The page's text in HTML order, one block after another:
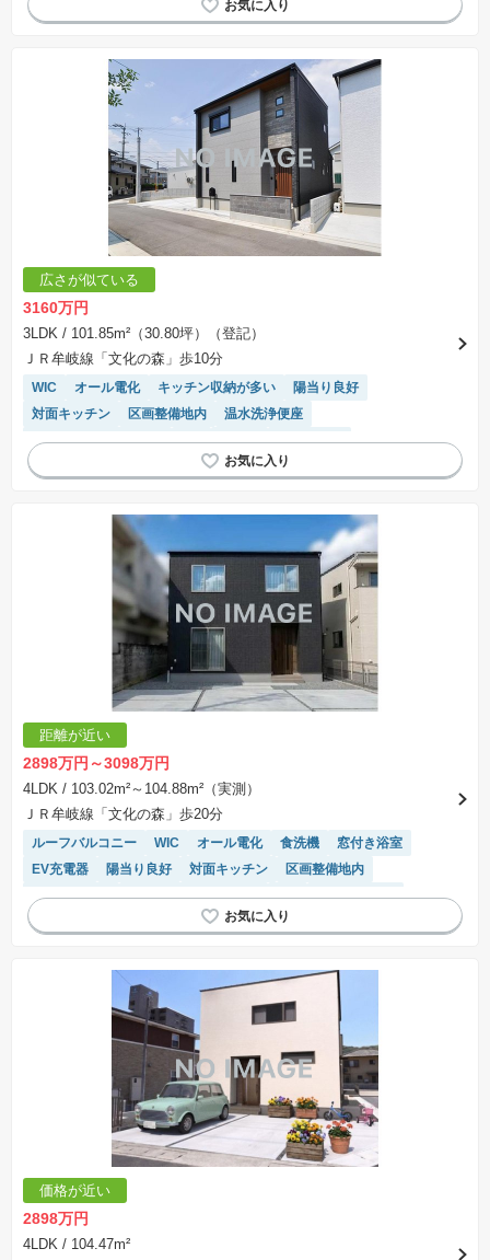
浴室乾燥機 システムキッチン トイレ2個以上
広さが似ている
3160万円
3LDK / 101.85m²（30.80坪）（登記）
ＪＲ牟岐線「文化の森」歩10分
WIC オール電化 キッチン収納が多い
陽当り良好
対面キッチン
区画整備地内
温水洗浄便座
IHクッキングヒーター
SIC 平坦地
浴室乾燥機
システムキッチン
トイレ2個以上
距離が近い
2898万円～3098万円
4LDK / 103.02m²～104.88m²（実測）
ＪＲ牟岐線「文化の森」歩20分
ルーフバルコニー WIC オール電化 食洗機
窓付き浴室
EV充電器
陽当り良好 対面キッチン
区画整備地内
温水洗浄便座
IHクッキングヒーター SIC
バリアフリー
平坦地
浴室乾燥機
システムキッチン
価格が近い
2898万円
4LDK / 104.47m²